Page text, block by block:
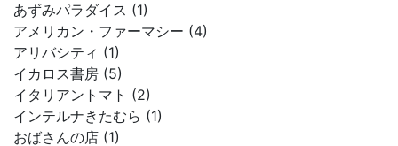
あずみパラダイス (1)
アメリカン・ファーマシー (4)
アリバシティ (1)
イカロス書房 (5)
イタリアントマト (2)
インテルナきたむら (1)
おばさんの店 (1)